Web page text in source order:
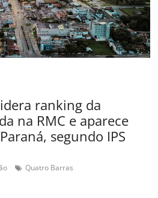
ranking da
na RMC e aparece
segundo IPS
Quatro Barras